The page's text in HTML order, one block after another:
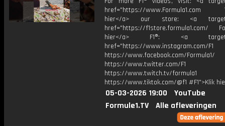
href="https://www.Formula1.com
hier</a> our store: <a
href="https://f1store.formula1.com/
hier</a> F1®: <a
href="https://www.instagram.com/F1
https://www.facebook.com/Formula1/
https://www.twitter.com/F1
https://www.twitch.tv/formula1
https://www.tiktok.com/@f1 #F1">Klik
05-03-2026 19:00
YouTube
Formule1.TV
Alle afleveringen